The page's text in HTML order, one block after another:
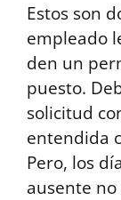
Estos son
empleado
den un
puesto.
solicitud
entendida
Pero, los
ausente